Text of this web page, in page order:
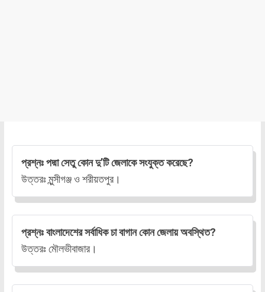
প্রশ্নঃ পদ্মা সেতু কোন দু’টি জেলাকে সংযুক্ত করেছে?
উত্তরঃ মুন্সীগঞ্জ ও শরীয়তপুর।
প্রশ্নঃ বাংলাদেশের সর্বাধিক চা বাগান কোন জেলায় অবস্থিত?
উত্তরঃ মৌলভীবাজার।